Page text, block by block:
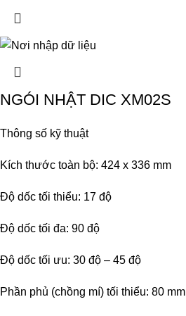
NGÓI NHẬT DIC XM02S
Thông số kỹ thuật
Kích thước toàn bộ: 424 x 336 mm
Độ dốc tối thiểu: 17 độ
Độ dốc tối đa: 90 độ
Độ dốc tối ưu: 30 độ – 45 độ
Phần phủ (chồng mí) tối thiểu: 80 mm